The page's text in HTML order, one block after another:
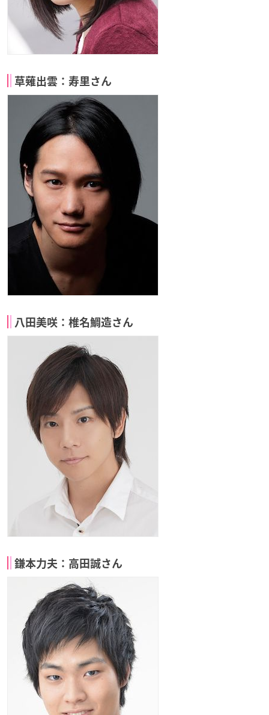
草薙出雲：寿里さん
八田美咲：椎名鯛造さん
鎌本力夫：高田誠さん